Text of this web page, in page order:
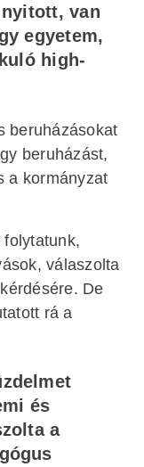
van
egyetem,
high-
beruházásokat
beruházást,
a kormányzat
válaszolta
De
rá a
és
a